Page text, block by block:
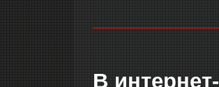
В